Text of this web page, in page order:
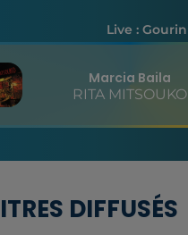
Live :Gourin
Marcia Baila
RITA MITSOUKO
DIFFUSÉS